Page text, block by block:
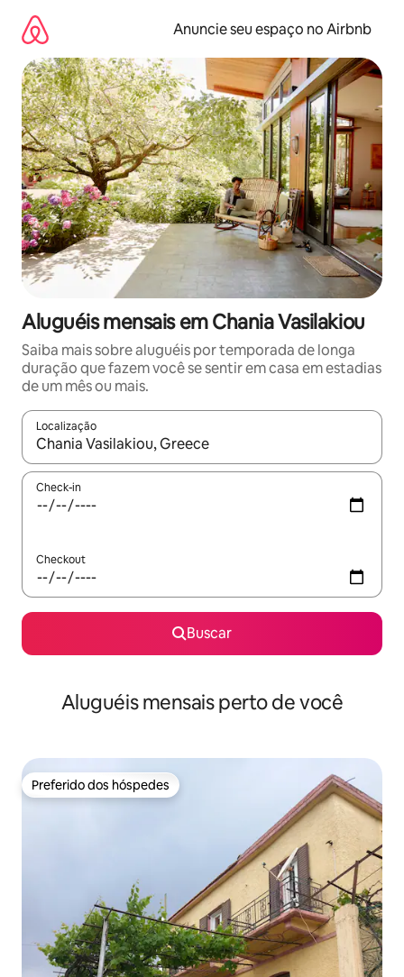
para
conteúdo
Anuncie seu espaço no Airbnb
Aluguéis mensais em Chania Vasilakiou
Saiba mais sobre aluguéis por temporada de longa
duração que fazem você se sentir em casa em estadias
de um mês ou mais.
Localização
Quando os resultados estiverem disponíveis, explore-os
Check-in
Checkout
Buscar
Aluguéis mensais perto de você
Preferido dos hóspedes
Preferido dos hóspedes